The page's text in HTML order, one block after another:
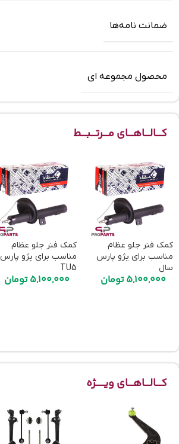
ضمانت‌ نامه‌ها
محصول مجموعه ای
کـــالـــاهـــای مـــرتـــبـــط
کمک فنر جلو عظام
مناسب برای پژو پارس
سال
5,100,000تومان
کمک فنر جلو عظام
مناسب برای پژو پارس
TU5
5,100,000تومان
کـــالـــاهـــای ویـــــژه